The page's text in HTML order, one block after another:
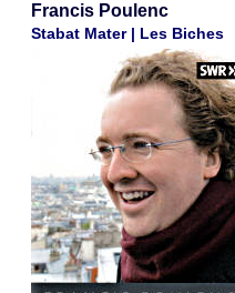
Francis Poulenc
Stabat Mater | Les Biches